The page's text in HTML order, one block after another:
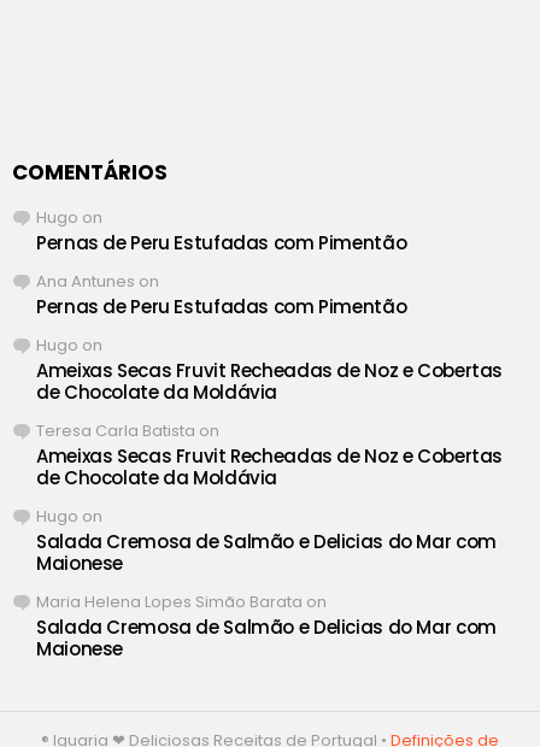
COMENTÁRIOS
Hugo on
Pernas de Peru Estufadas com Pimentão
Ana Antunes on
Pernas de Peru Estufadas com Pimentão
Hugo on
Ameixas Secas Fruvit Recheadas de Noz e Cobertas
de Chocolate da Moldávia
Teresa Carla Batista on
Ameixas Secas Fruvit Recheadas de Noz e Cobertas
de Chocolate da Moldávia
Hugo on
Salada Cremosa de Salmão e Delicias do Mar com
Maionese
Maria Helena Lopes Simão Barata on
Salada Cremosa de Salmão e Delicias do Mar com
Maionese
® Iguaria ❤ Deliciosas Receitas de Portugal • Definições de